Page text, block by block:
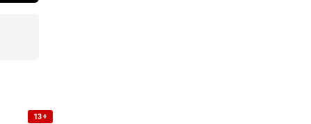
13+